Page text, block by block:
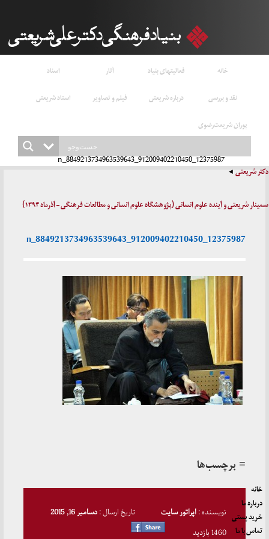
خانه فعالیتهای بنیاد آثار
اسناد
نقد و بررسی
درباره شریعتی فیلم و تصاویر
استاد شریعتی
پوران شریعت‌رضوی
دکتر شریعتی
سمینار شریعتی و آینده علوم انسانی (پژوهشگاه علوم انسانی و مطالعات فرهنگی – آذرماه ۱۳۹۴)
12375987_912009402210450_8849213734963539643_n
12375987_912009402210450_8849213734963539643_n
≡ برچسب‌ها
نویسنده :اپراتور سایت تاریخ ارسال :دسامبر 16, 2015
1460 بازدید
خانه
درباره ما
خرید پستی
تماس با ما